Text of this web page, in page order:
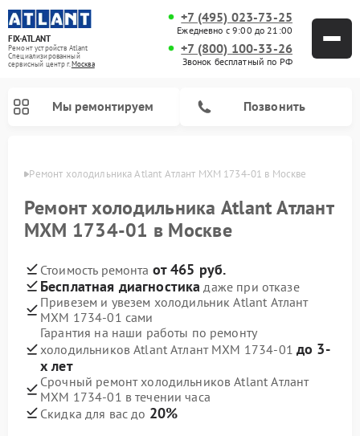
FIX-ATLANT
Ремонт устройств Atlant
Специализированный
cервисный центр г.Москва
+7 (495) 023-73-25
Ежедневно с 9:00 до 21:00
+7 (800) 100-33-26
Звонок бесплатный по РФ
Мы ремонтируем Позвонить
Ремонт холодильника Atlant Атлант МХМ 1734-01 в Москве
Ремонт холодильника Atlant Атлант
МХМ 1734-01 в Москве
Стоимость ремонта от 465 руб.
Бесплатная диагностика даже при отказе
Привезем и увезем холодильник Atlant Атлант
МХМ 1734-01 сами
Гарантия на наши работы по ремонту
холодильников Atlant Атлант МХМ 1734-01 до 3-
х лет
Срочный ремонт холодильников Atlant Атлант
МХМ 1734-01 в течении часа
Скидка для вас до 20%